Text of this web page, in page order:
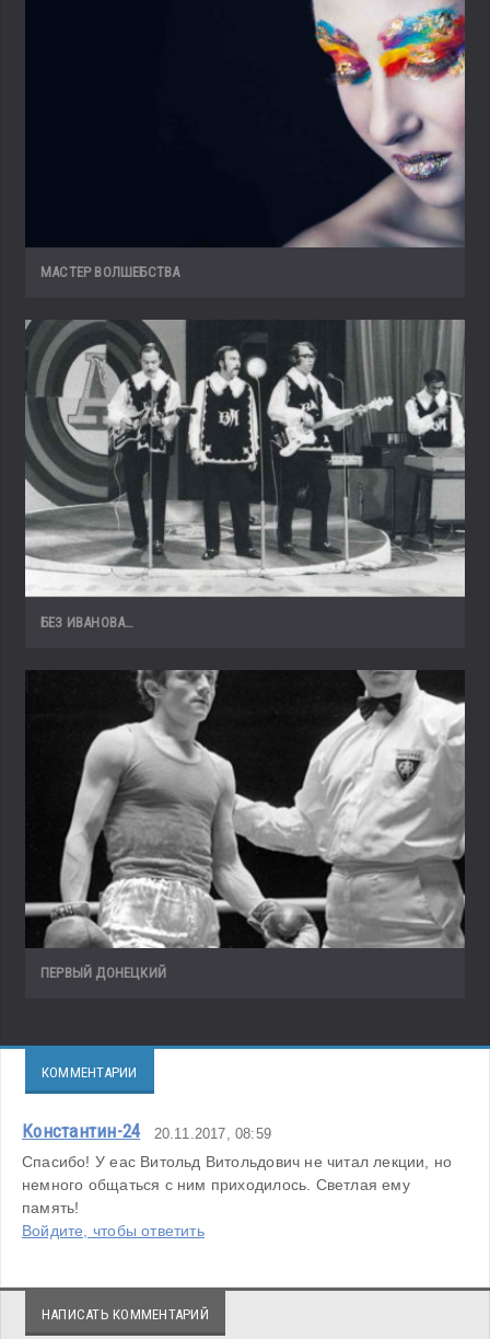
МАСТЕР ВОЛШЕБСТВА
БЕЗ ИВАНОВА…
ПЕРВЫЙ ДОНЕЦКИЙ
КОММЕНТАРИИ
Константин-24 20.11.2017, 08:59
Спасибо! У еас Витольд Витольдович не читал лекции, но
немного общаться с ним приходилось. Светлая ему
память!
Войдите, чтобы ответить
НАПИСАТЬ КОММЕНТАРИЙ